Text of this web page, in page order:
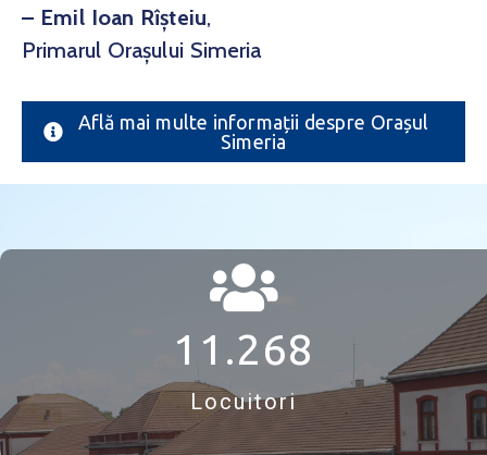
– Emil Ioan Rîșteiu,
Primarul Orașului Simeria
Află mai multe informații despre Orașul
Simeria
Locuitori
11.268